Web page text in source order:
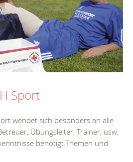
Sport
wendet sich besonders an alle
Übungsleiter, Trainer, usw.
benötigt.Themen und